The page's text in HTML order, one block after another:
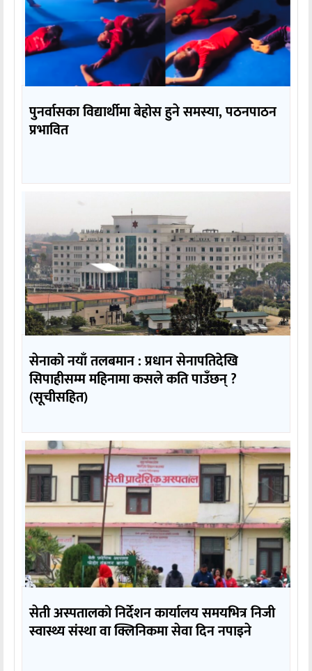
पुनर्वासका विद्यार्थीमा बेहोस हुने समस्या, पठनपाठन
प्रभावित
सेनाको नयाँ तलबमान : प्रधान सेनापतिदेखि
सिपाहीसम्म महिनामा कसले कति पाउँछन् ?
(सूचीसहित)
सेती अस्पतालको निर्देशन कार्यालय समयभित्र निजी
स्वास्थ्य संस्था वा क्लिनिकमा सेवा दिन नपाइने